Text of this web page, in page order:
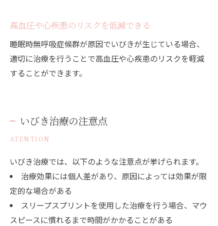
高血圧や心疾患のリスクを低減できる
睡眠時無呼吸症候群が原因でいびきが生じている場合、
適切に治療を行うことで高血圧や心疾患のリスクを軽減
することができます。
いびき治療の注意点
ATENTION
いびき治療では、以下のような注意点が挙げられます。
治療効果には個人差があり、原因によっては効果が限
定的な場合がある
スリープスプリントを使用した治療を行う場合、マウ
スピースに慣れるまで時間がかかることがある